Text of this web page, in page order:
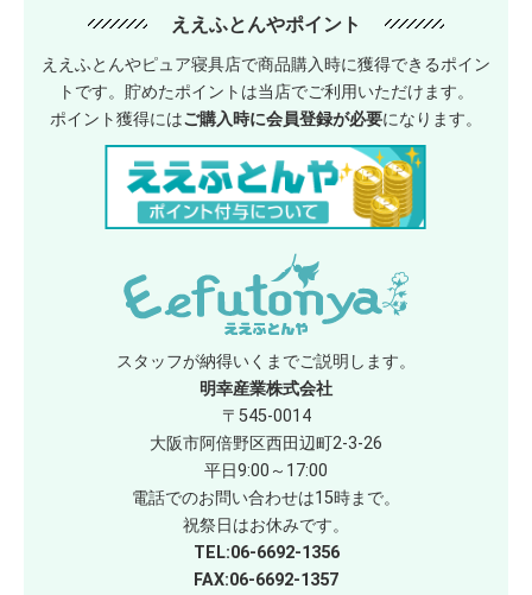
ええふとんやポイント
ええふとんやピュア寝具店で商品購入時に獲得できるポイン
トです。貯めたポイントは当店でご利用いただけます。
ポイント獲得にはご購入時に会員登録が必要になります。
スタッフが納得いくまでご説明します。
明幸産業株式会社
〒545-0014
大阪市阿倍野区西田辺町2-3-26
平日9:00～17:00
電話でのお問い合わせは15時まで。
祝祭日はお休みです。
TEL:06-6692-1356
FAX:06-6692-1357